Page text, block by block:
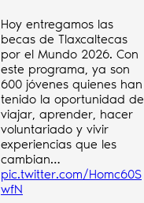
Hoy entregamos las
becas de Tlaxcaltecas
por el Mundo 2026. Con
este programa, ya son
600 jóvenes quienes han
tenido la oportunidad de
viajar, aprender, hacer
voluntariado y vivir
experiencias que les
cambian…
pic.twitter.com/Homc60S
wfN